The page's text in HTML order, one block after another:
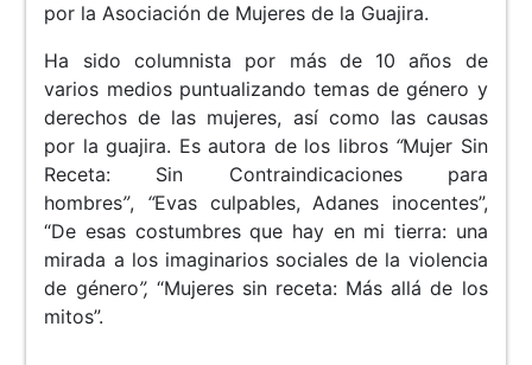
por la Asociación de Mujeres de la Guajira.
Ha sido columnista por más de 10 años de
varios medios puntualizando temas de género y
derechos de las mujeres, así como las causas
por la guajira. Es autora de los libros “Mujer Sin
Receta: Sin Contraindicaciones para
hombres”, “Evas culpables, Adanes inocentes”,
“De esas costumbres que hay en mi tierra: una
mirada a los imaginarios sociales de la violencia
de género”, “Mujeres sin receta: Más allá de los
mitos”.